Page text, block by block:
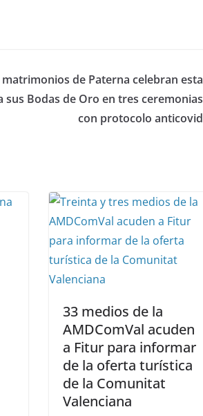
matrimonios de Paterna celebran esta
sus Bodas de Oro en tres ceremonias
con protocolo anticovid
33 medios de la
AMDComVal acuden
a Fitur para informar
de la oferta turística
de la Comunitat
Valenciana